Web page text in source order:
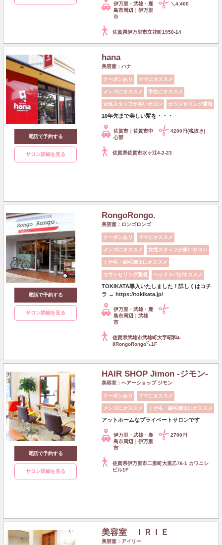
伊万里・武雄・鹿
島市周辺｜伊万里
市
＼4,400
佐賀県伊万里市立花町1950-14
電話で予約する
サロン詳細を見る
hana
美容室：ハナ
クーポンあり ママにオススメ
メンズにオススメ 学生にオススメ
女性スタッフが多いサロン カウンセリング重視
10年先まで美しい髪を・・・
佐賀市｜佐賀市中
心部
4200円(税抜き)
佐賀県佐賀市水ヶ江4-2-23
電話で予約する
サロン詳細を見る
RongoRongo.
美容室：ロンゴロンゴ
クーポンあり ママにオススメ
メンズにオススメ 女性スタッフが多いサロン
くせ毛・縮毛矯正にオススメ
カウンセリング重視 ヘッドスパがオススメ
TOKIKATA導入いたしました！詳しくはコチ
ラ → https://tokikata.jp/
伊万里・武雄・鹿
島市周辺｜武雄
市
佐賀県武雄市武雄町大字昭和4-
8RongoRongo㌱1F
電話で予約する
サロン詳細を見る
HAIR SHOP Jimon -ジモン-
美容室：ヘアーショップ ジモン
クーポンあり ママにオススメ
メンズにオススメ くせ毛・縮毛矯正にオススメ
アットホームなプライベートサロンです
伊万里・武雄・鹿
島市周辺｜伊万里
市
2700円
佐賀県伊万里市二里町大里乙76-1 カワニシ
ビル1F
美容室 ＩＲＩＥ
美容室：アイリー